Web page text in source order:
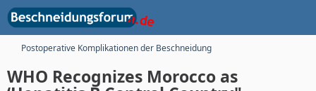
Postoperative Komplikationen der Beschneidung
WHO Recognizes Morocco as